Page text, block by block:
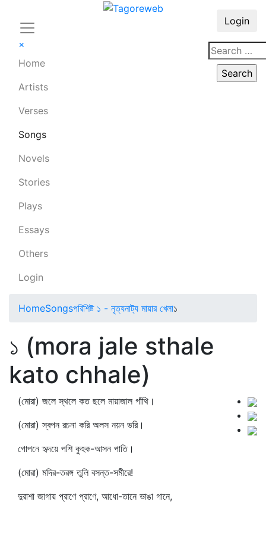
×
Home
Artists
Verses
Songs
Novels
Stories
Plays
Essays
Others
Login
Login
HomeSongsপরিশিষ্ট ১ - নৃত্যনাট্য মায়ার খেলা১
১ (mora jale sthale
kato chhale)
(মোরা) জলে স্থলে কত ছলে মায়াজাল গাঁথি।
(মোরা) স্বপন রচনা করি অলস নয়ন ভরি।
গোপনে হৃদয়ে পশি কুহক-আসন পাতি।
(মোরা) মদির-তরঙ্গ তুলি বসন্ত-সমীরে!
দুরাশা জাগায় প্রাণে প্রাণে, আধো-তানে ভাঙা গানে,